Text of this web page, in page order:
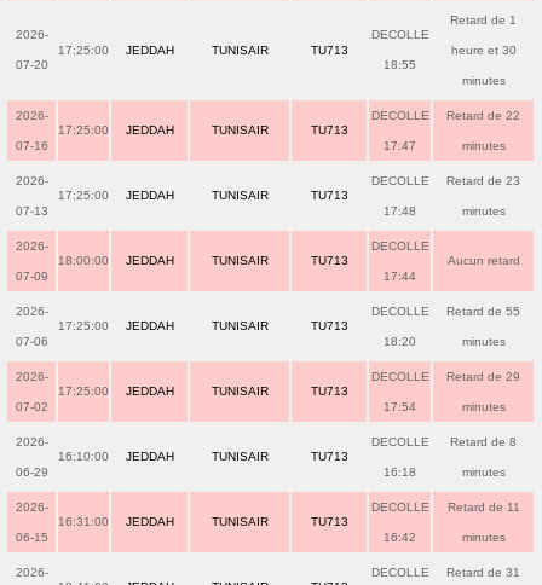
2026-
07-20
17:25:00 JEDDAH TUNISAIR TU713
DECOLLE
18:55
Retard de 1
heure et 30
minutes
2026-
07-16
17:25:00 JEDDAH TUNISAIR TU713
DECOLLE
17:47
Retard de 22
minutes
2026-
07-13
17:25:00 JEDDAH TUNISAIR TU713
DECOLLE
17:48
Retard de 23
minutes
2026-
07-09
18:00:00 JEDDAH TUNISAIR TU713
DECOLLE
17:44
Aucun retard
2026-
07-06
17:25:00 JEDDAH TUNISAIR TU713
DECOLLE
18:20
Retard de 55
minutes
2026-
07-02
17:25:00 JEDDAH TUNISAIR TU713
DECOLLE
17:54
Retard de 29
minutes
2026-
06-29
16:10:00 JEDDAH TUNISAIR TU713
DECOLLE
16:18
Retard de 8
minutes
2026-
06-15
16:31:00 JEDDAH TUNISAIR TU713
DECOLLE
16:42
Retard de 11
minutes
2026- DECOLLE Retard de 31